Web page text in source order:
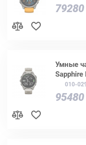
Умные
Sapphire
010-